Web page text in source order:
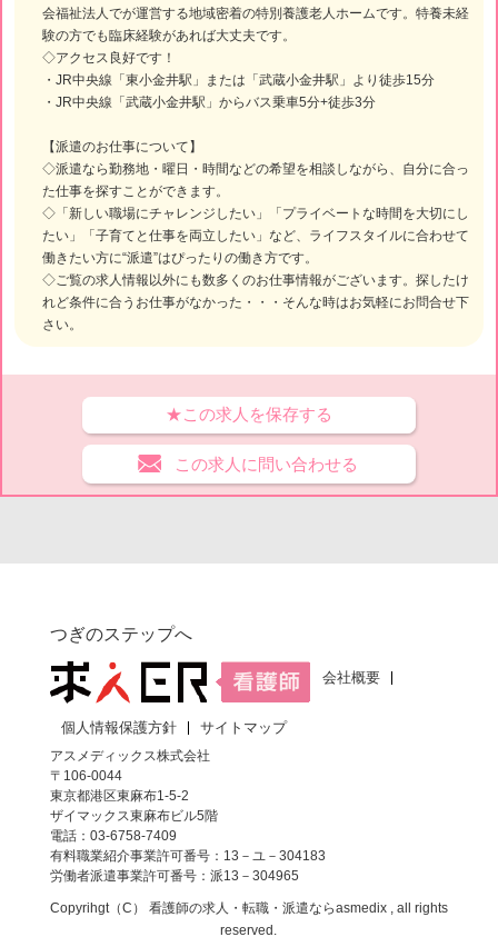
会福祉法人でが運営する地域密着の特別養護老人ホームです。特養未経
験の方でも臨床経験があれば大丈夫です。
◇アクセス良好です！
・JR中央線「東小金井駅」または「武蔵小金井駅」より徒歩15分
・JR中央線「武蔵小金井駅」からバス乗車5分+徒歩3分
【派遣のお仕事について】
◇派遣なら勤務地・曜日・時間などの希望を相談しながら、自分に合っ
た仕事を探すことができます。
◇「新しい職場にチャレンジしたい」「プライベートな時間を大切にし
たい」「子育てと仕事を両立したい」など、ライフスタイルに合わせて
働きたい方に“派遣”はぴったりの働き方です。
◇ご覧の求人情報以外にも数多くのお仕事情報がございます。探したけ
れど条件に合うお仕事がなかった・・・そんな時はお気軽にお問合せ下
さい。
★この求人を保存する
この求人に問い合わせる
つぎのステップへ
会社概要
個人情報保護方針
サイトマップ
アスメディックス株式会社
〒106-0044
東京都港区東麻布1-5-2
ザイマックス東麻布ビル5階
電話：03-6758-7409
有料職業紹介事業許可番号：13－ユ－304183
労働者派遣事業許可番号：派13－304965
Copyrihgt（C） 看護師の求人・転職・派遣ならasmedix , all rights
reserved.